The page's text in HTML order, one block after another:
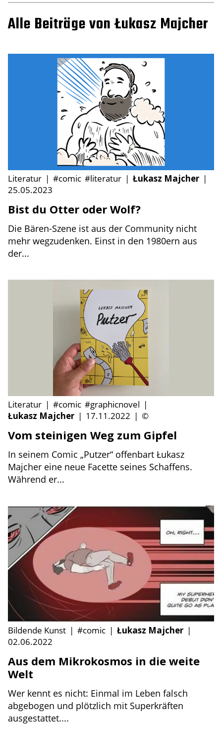
Alle Beiträge von Łukasz Majcher
Literatur | #comic #literatur | Łukasz Majcher |
25.05.2023
Bist du Otter oder Wolf?
Die Bären-Szene ist aus der Community nicht
mehr wegzudenken. Einst in den 1980ern aus
der...
Literatur | #comic #graphicnovel |
Łukasz Majcher | 17.11.2022 | ©
Vom steinigen Weg zum Gipfel
In seinem Comic „Putzer“ offenbart Łukasz
Majcher eine neue Facette seines Schaffens.
Während er...
Bildende Kunst | #comic | Łukasz Majcher |
02.06.2022
Aus dem Mikrokosmos in die weite
Welt
Wer kennt es nicht: Einmal im Leben falsch
abgebogen und plötzlich mit Superkräften
ausgestattet....